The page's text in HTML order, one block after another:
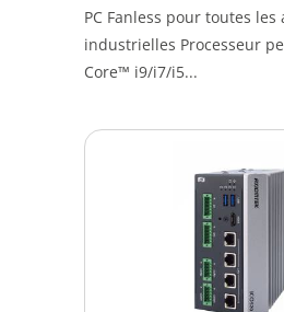
PC Fanless pour toutes
industrielles Processeur
Core™ i9/i7/i5...